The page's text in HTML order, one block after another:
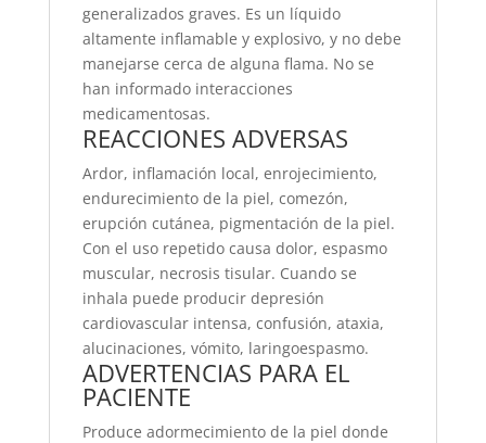
generalizados graves. Es un líquido
altamente inflamable y explosivo, y no debe
manejarse cerca de alguna flama. No se
han informado interacciones
medicamentosas.
REACCIONES ADVERSAS
Ardor, inflamación local, enrojecimiento,
endurecimiento de la piel, comezón,
erupción cutánea, pigmentación de la piel.
Con el uso repetido causa dolor, espasmo
muscular, necrosis tisular. Cuando se
inhala puede producir depresión
cardiovascular intensa, confusión, ataxia,
alucinaciones, vómito, laringoespasmo.
ADVERTENCIAS PARA EL
PACIENTE
Produce adormecimiento de la piel donde